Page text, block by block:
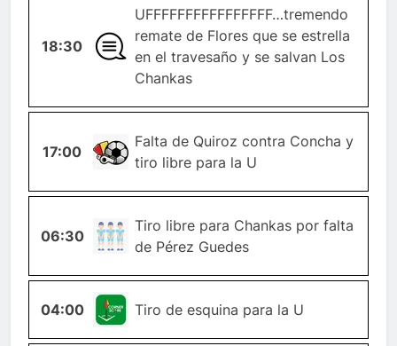
18:30GENERAL
UFFFFFFFFFFFFFFFF…tremendo
remate de Flores que se estrella
en el travesaño y se salvan Los
Chankas
17:00 FALTA
Falta de Quiroz contra Concha y
tiro libre para la U
06:30
TIRO-
LIBRE
Tiro libre para Chankas por falta
de Pérez Guedes
04:00ESQUINATiro de esquina para la U